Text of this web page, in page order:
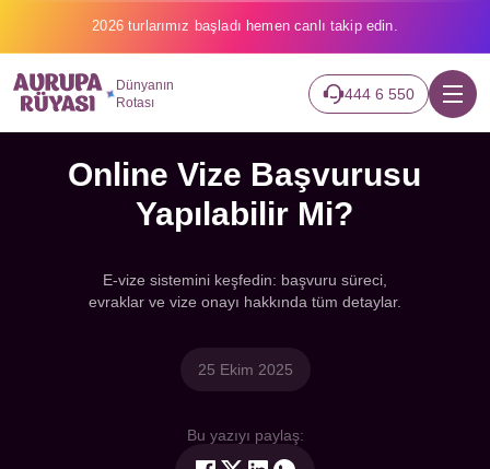
2026 turlarımız başladı hemen canlı takip edin.
Dünyanın
Rotası
444 6 550
Online Vize Başvurusu
Yapılabilir Mi?
E-vize sistemini keşfedin: başvuru süreci,
evraklar ve vize onayı hakkında tüm detaylar.
25 Ekim 2025
Bu yazıyı paylaş: